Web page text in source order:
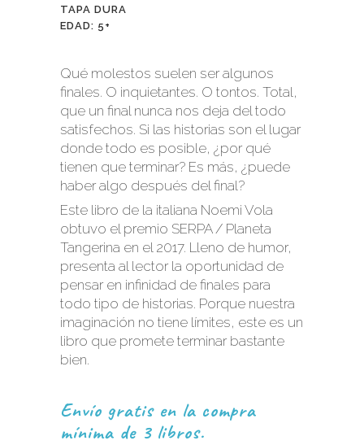
TAPA DURA
EDAD: 5+
Qué molestos suelen ser algunos
finales. O inquietantes. O tontos. Total,
que un final nunca nos deja del todo
satisfechos. Si las historias son el lugar
donde todo es posible, ¿por qué
tienen que terminar? Es más, ¿puede
haber algo después del final?
Este libro de la italiana Noemi Vola
obtuvo el premio SERPA / Planeta
Tangerina en el 2017. Lleno de humor,
presenta al lector la oportunidad de
pensar en infinidad de finales para
todo tipo de historias. Porque nuestra
imaginación no tiene límites, este es un
libro que promete terminar bastante
bien.
Envío gratis en la compra
mínima de 3 libros.